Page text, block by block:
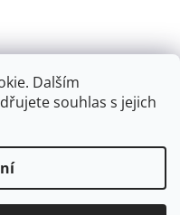
Dalším
souhlas s jejich